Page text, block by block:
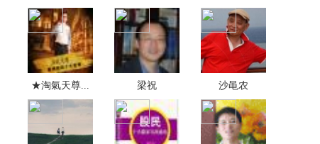
★淘氣天尊... 梁祝 沙黾农